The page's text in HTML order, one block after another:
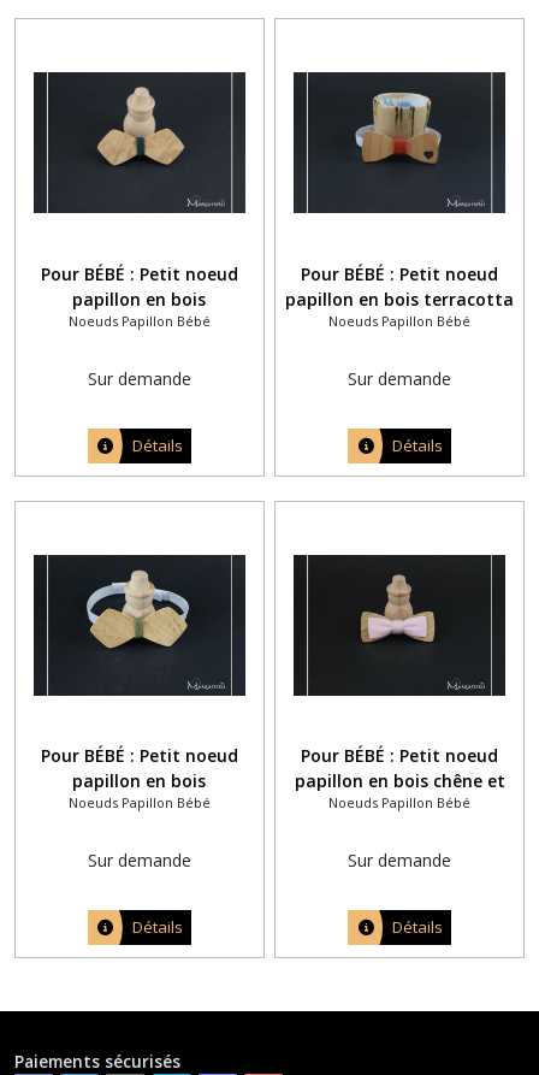
Pour BÉBÉ : Petit noeud
papillon en bois
personnalisé pyrogravure
maman
Noeuds Papillon Bébé
Sur demande
Détails
Pour BÉBÉ : Petit noeud
papillon en bois terracotta
avec un petit coeur ajouré
Noeuds Papillon Bébé
Sur demande
Détails
Pour BÉBÉ : Petit noeud
papillon en bois
personnalisé assorti à la
Noeuds Papillon Bébé
Sur demande
Détails
Pour BÉBÉ : Petit noeud
papillon en bois chêne et
tissu uni rose pâle
Noeuds Papillon Bébé
Sur demande
Détails
Paiements sécurisés